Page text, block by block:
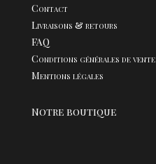
Contact
Livraisons & retours
FAQ
Conditions générales de vente
Mentions légales
Notre boutique